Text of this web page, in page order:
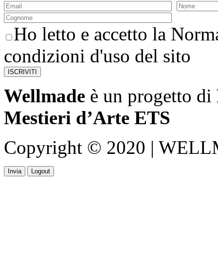
Ho letto e accetto la
condizioni d'uso del sito
Wellmade è un progetto di
Mestieri d’Arte ETS
Copyright © 2020 |
Invia Logout